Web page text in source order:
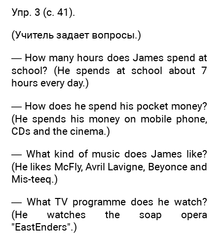
Упр. 3 (с. 41).
(Учитель задает вопросы.)
— How many hours does James spend at
school? (He spends at school about 7
hours every day.)
— How does he spend his pocket money?
(He spends his money on mobile phone,
CDs and the cinema.)
— What kind of music does James like?
(He likes McFly, Avril Lavigne, Beyonce and
Mis-teeq.)
— What TV programme does he watch?
(He watches the soap opera
"EastEnders".)